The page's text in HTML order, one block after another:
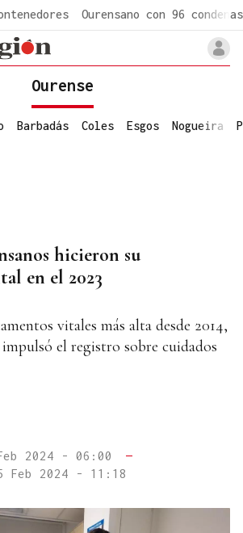
Ourensano con 96 condenas
Ourense
Barbadás Coles Esgos Nogueira
hicieron su
en el 2023
vitales más alta desde 2014,
impulsó el registro sobre cuidados
2024 - 06:00
—
Feb 2024 - 11:18